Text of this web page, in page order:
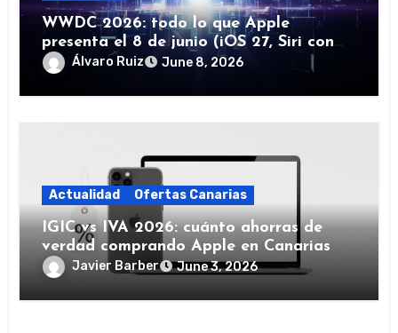
WWDC 2026: todo lo que Apple
presenta el 8 de junio (iOS 27, Siri con
IA y más)
Álvaro Ruiz June 8, 2026
Actualidad Ofertas Canarias
IGIC vs IVA 2026: cuánto ahorras de
verdad comprando Apple en Canarias
Javier Barber June 3, 2026